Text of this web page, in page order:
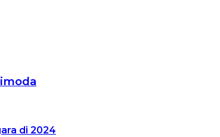
di 2024